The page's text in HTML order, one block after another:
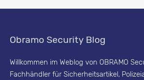
t
y
B
Obramo Security Blog
Willkommen im Weblog von OBRAMO
Fachhändler für Sicherheitsartikel,